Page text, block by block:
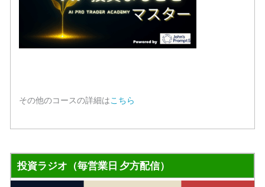
その他のコースの詳細はこちら
投資ラジオ（毎営業日 夕方配信）